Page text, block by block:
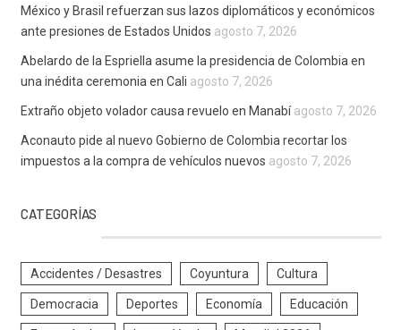
México y Brasil refuerzan sus lazos diplomáticos y económicos
ante presiones de Estados Unidos agosto 7, 2026
Abelardo de la Espriella asume la presidencia de Colombia en
una inédita ceremonia en Cali agosto 7, 2026
Extraño objeto volador causa revuelo en Manabí agosto 7, 2026
Aconauto pide al nuevo Gobierno de Colombia recortar los
impuestos a la compra de vehículos nuevos agosto 7, 2026
CATEGORÍAS
Accidentes / Desastres Coyuntura Cultura
Democracia Deportes Economía Educación